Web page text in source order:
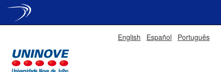
English Español Português